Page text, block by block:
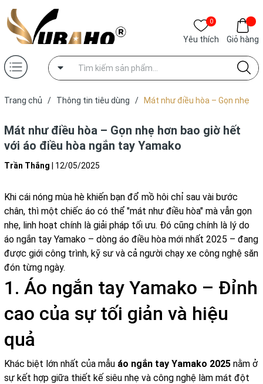
0
Yêu thích Giỏ hàng
Trang chủ / Thông tin tiêu dùng /
Mát như điều hòa – Gọn nhẹ
Mát như điều hòa – Gọn nhẹ hơn bao giờ hết
với áo điều hòa ngắn tay Yamako
Trần Thắng 12/05/2025
Khi cái nóng mùa hè khiến bạn đổ mồ hôi chỉ sau vài bước
chân, thì một chiếc áo có thể "mát như điều hòa" mà vẫn gọn
nhẹ, linh hoạt chính là giải pháp tối ưu. Đó cũng chính là lý do
áo ngắn tay Yamako – dòng áo điều hòa mới nhất 2025 – đang
được giới công trình, kỹ sư và cả người chạy xe công nghệ săn
đón từng ngày.
1. Áo ngắn tay Yamako – Đỉnh
cao của sự tối giản và hiệu
quả
Khác biệt lớn nhất của mẫu áo ngắn tay Yamako 2025 nằm ở
sự kết hợp giữa thiết kế siêu nhẹ và công nghệ làm mát đột